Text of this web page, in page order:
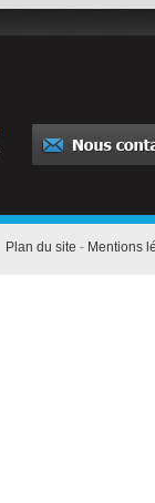
Plan du site - Mentions